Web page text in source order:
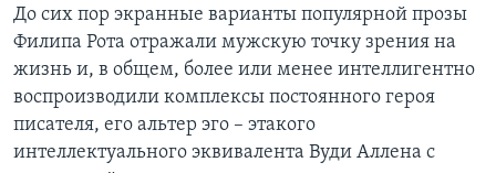
навигации
Перейти
поиск
ИТОГИ
ПОЧЕМУ ЭТО ВАЖНО?
ДИСКУССИЯ VOA
ДЕТАЛИ
НАША АМЕРИКАНСКАЯ ИСТОРИЯ
А КАК В АМЕРИКЕ?
АРТЕФАКТЫ
АМЕРИКАНСКИЕ ГОРОДКИ
ИНТЕРВЬЮ
ФАКТЫ ПРОТИВ ФЕЙКОВ
ЗА СВОБОДУ ПРЕССЫ
УЧИМ АНГЛИЙСКИЙ
До сих пор экранные варианты популярной прозы
Филипа Рота отражали мужскую точку зрения на
жизнь и, в общем, более или менее интеллигентно
воспроизводили комплексы постоянного героя
писателя, его альтер эго – этакого
интеллектуального эквивалента Вуди Аллена с